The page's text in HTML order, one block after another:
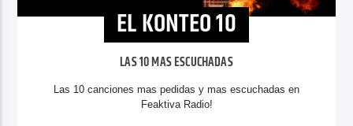
EL KONTEO 10
LAS 10 MAS ESCUCHADAS
Las 10 canciones mas pedidas y mas escuchadas en
Feaktiva Radio!